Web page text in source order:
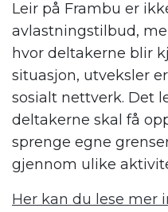
Leir på Frambu er
avlastningstilbud,
hvor deltakerne blir
situasjon, utveksler
sosialt nettverk. Det
deltakerne skal få
sprenge egne
gjennom ulike
Her kan du lese mer